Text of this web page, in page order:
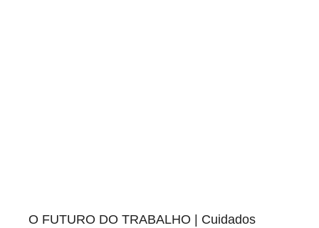
O FUTURO DO TRABALHO | Cuidados